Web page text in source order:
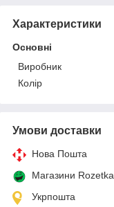
Характеристики
Основні
Виробник
Колір
Умови доставки
Нова Пошта
Магазини Rozetka
Укрпошта